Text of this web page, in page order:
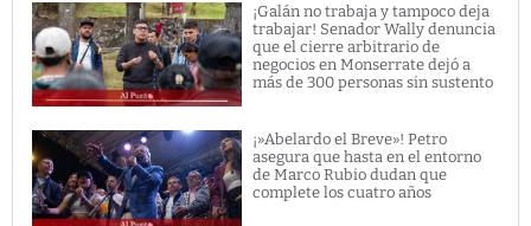
¡Galán no trabaja y tampoco deja
trabajar! Senador Wally denuncia
que el cierre arbitrario de
negocios en Monserrate dejó a
más de 300 personas sin sustento
¡»Abelardo el Breve»! Petro
asegura que hasta en el entorno
de Marco Rubio dudan que
complete los cuatro años